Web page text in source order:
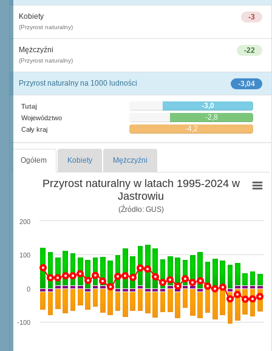
-3
Kobiety
(Przyrost naturalny)
-22
Mężczyźni
(Przyrost naturalny)
-3,04
Przyrost naturalny na 1000 ludności
Tutaj -3,0
Województwo -2,8
Cały kraj -4,2
Ogółem Kobiety Mężczyźni
Przyrost naturalny w latach 1995-2024 w
Jastrowiu
(Źródło: GUS)
-100
0
100
200